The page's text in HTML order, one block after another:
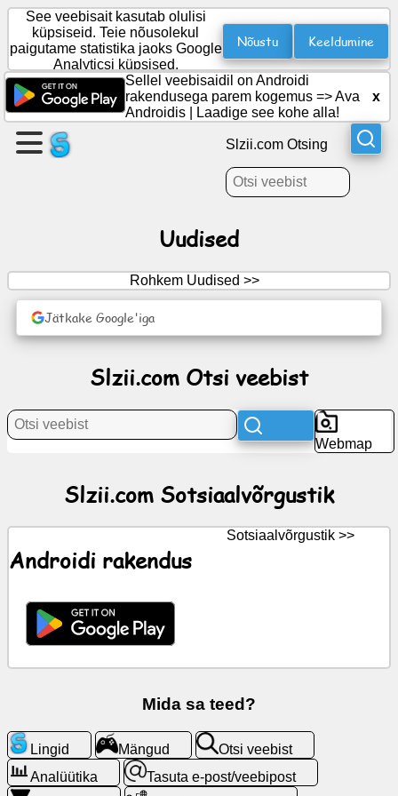
Looge
leht
Loo
grupp
Meelelahutus
Wiki
Kontaktid
Mängud
Tasuta
e-
See veebisait kasutab olulisi
küpsiseid. Teie nõusolekul
paigutame statistika jaoks Google
Analyticsi küpsised.
Nõustu Keeldumine
Sellel veebisaidil on Androidi
rakendusega parem kogemus =>Ava
Androidis
Laadige see kohe alla!
x
Slzii.com Otsing
Uudised
Rohkem Uudised >>
Jätkake Google'iga
Slzii.com Otsi veebist
Webmap
Slzii.com Sotsiaalvõrgustik
Androidi rakendus
Sotsiaalvõrgustik >>
Mida sa teed?
Lingid Mängud
Otsi veebist
Analüütika
Tasuta e-post/veebipost